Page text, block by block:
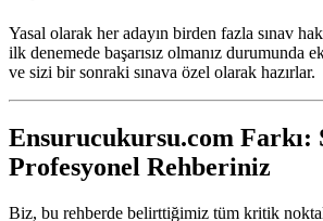
Yasal olarak her adayın birden fazla sınav
ilk denemede başarısız olmanız durumunda
ve sizi bir sonraki sınava özel olarak hazırlar.
Ensurucukursu.com Farkı:
Profesyonel Rehberiniz
Biz, bu rehberde belirttiğimiz tüm kritik